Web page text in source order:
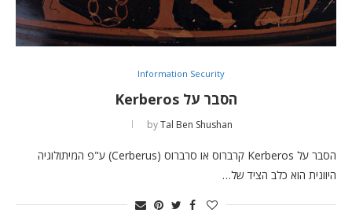
Information Security
הסבר על Kerberos
byTal Ben Shushan
הסבר על Kerberos קרברוס או סרברוס (Cerberus) ע"פ המיתולוגיה
היוונית הוא כלב הציד של…